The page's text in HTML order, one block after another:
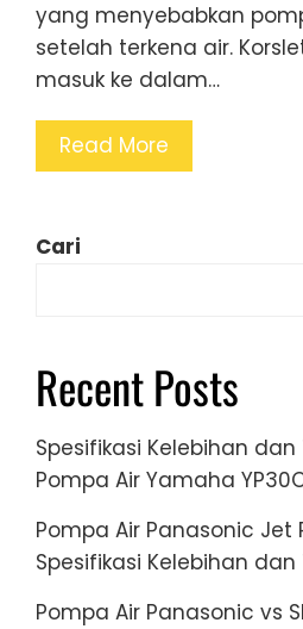
yang menyebabkan
setelah terkena air.
masuk ke dalam…
Read More
Cari
Recent Posts
Spesifikasi Kelebihan
Pompa Air Yamaha
Pompa Air Panasonic Jet
Spesifikasi Kelebihan
Pompa Air Panasonic vs